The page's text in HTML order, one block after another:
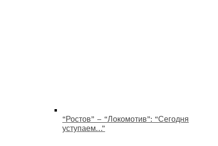
“Ростов” – “Локомотив”: “Сегодня
уступаем…”